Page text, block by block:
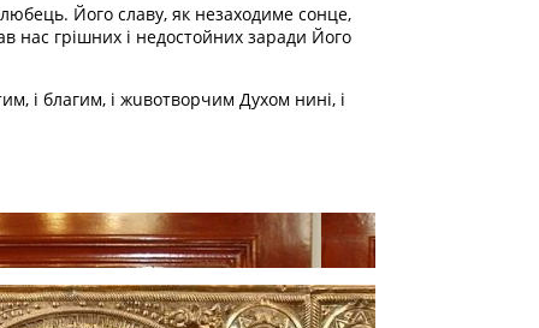
Його славу, як незаходиме сонце,
нас грішних і недостойних заради Його
і благим, і жuвотворчим Духом нині, і